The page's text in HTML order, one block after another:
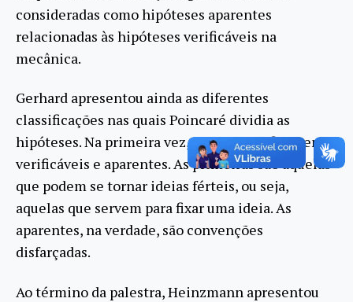
consideradas como hipóteses aparentes
relacionadas às hipóteses verificáveis na
mecânica.
Gerhard apresentou ainda as diferentes
classificações nas quais Poincaré dividia as
hipóteses. Na primeira vez, ele as classificou em
verificáveis e aparentes. As primeiras são aquelas
que podem se tornar ideias férteis, ou seja,
aquelas que servem para fixar uma ideia. As
aparentes, na verdade, são convenções
disfarçadas.
Ao término da palestra, Heinzmann apresentou